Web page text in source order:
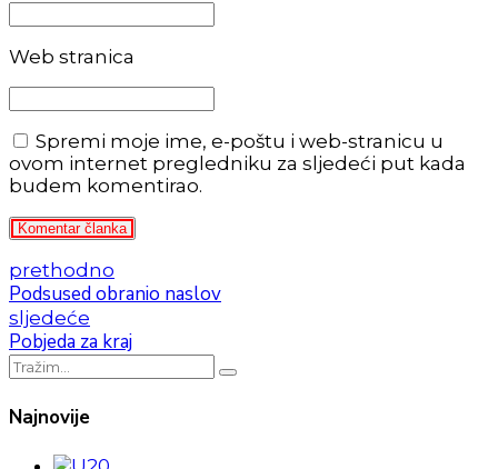
Web stranica
Spremi moje ime, e-poštu i web-stranicu u
ovom internet pregledniku za sljedeći put kada
budem komentirao.
Komentar članka
prethodno
Podsused obranio naslov
sljedeće
Pobjeda za kraj
Najnovije